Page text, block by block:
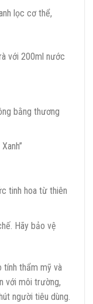
lọc cơ thể,
với 200ml nước
bằng thương
tinh hoa từ thiên
Hãy bảo vệ
tính thẩm mỹ và
với môi trường,
người tiêu dùng.